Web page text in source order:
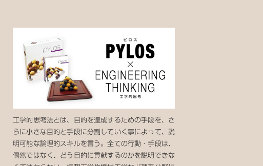
工学的思考法とは、目的を達成するための手段を、さ
らに小さな目的と手段に分割していく事によって、説
明可能な論理的スキルを言う。全ての行動・手段は、
偶然ではなく、どう目的に貢献するのかを説明できな